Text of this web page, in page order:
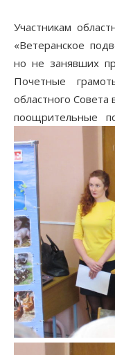
Участникам
«Ветеранское
но не занявших
Почетные
областного
поощрительные